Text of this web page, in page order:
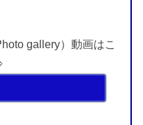
gallery）動画はこ